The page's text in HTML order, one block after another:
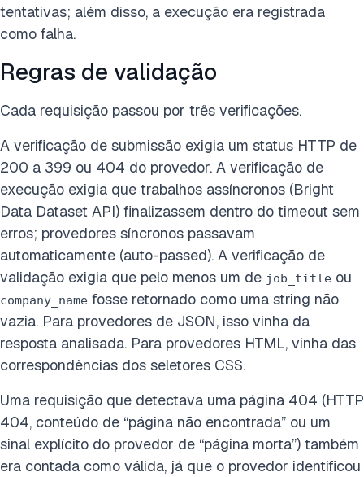
tentativas; além disso, a execução era registrada
como falha.
Regras de validação
Cada requisição passou por três verificações.
A verificação de submissão exigia um status HTTP de
200 a 399 ou 404 do provedor. A verificação de
execução exigia que trabalhos assíncronos (Bright
Data Dataset API) finalizassem dentro do timeout sem
erros; provedores síncronos passavam
automaticamente (auto-passed). A verificação de
validação exigia que pelo menos um de job_title ou
company_name fosse retornado como uma string não
vazia. Para provedores de JSON, isso vinha da
resposta analisada. Para provedores HTML, vinha das
correspondências dos seletores CSS.
Uma requisição que detectava uma página 404 (HTTP
404, conteúdo de “página não encontrada” ou um
sinal explícito do provedor de “página morta”) também
era contada como válida, já que o provedor identificou